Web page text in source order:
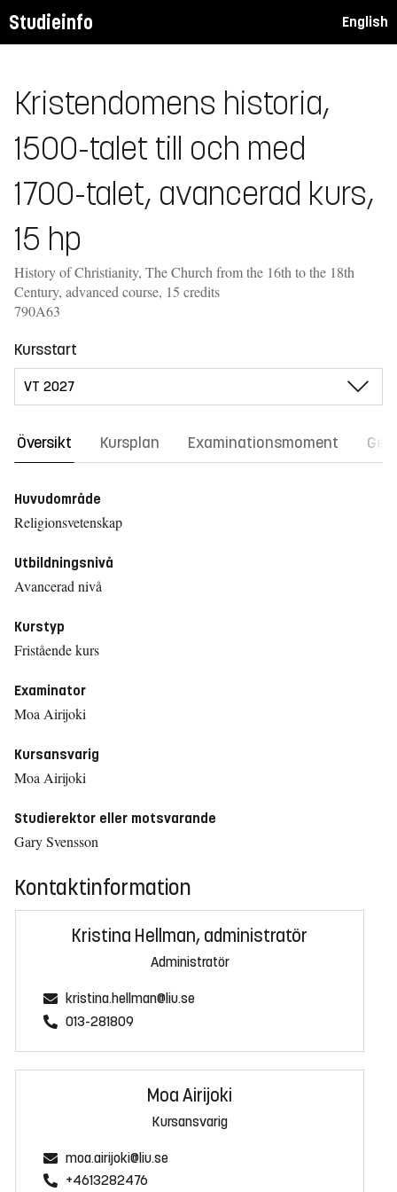
Studieinfo English
Kristendomens historia,
1500-talet till och med
1700-talet, avancerad kurs,
15 hp
History of Christianity, The Church from the 16th to the 18th
Century, advanced course, 15 credits
790A63
Kursstart
Översikt Kursplan Examinationsmoment
Huvudområde
Religionsvetenskap
Utbildningsnivå
Avancerad nivå
Kurstyp
Fristående kurs
Examinator
Moa Airijoki
Kursansvarig
Moa Airijoki
Studierektor eller motsvarande
Gary Svensson
Kontaktinformation
Kristina Hellman, administratör
Administratör
kristina.hellman@liu.se
013-281809
Moa Airijoki
Kursansvarig
moa.airijoki@liu.se
+4613282476